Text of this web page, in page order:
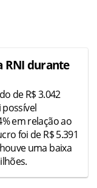
RNI durante
de R$ 3.042
em relação ao
foi de R$ 5.391
uma baixa